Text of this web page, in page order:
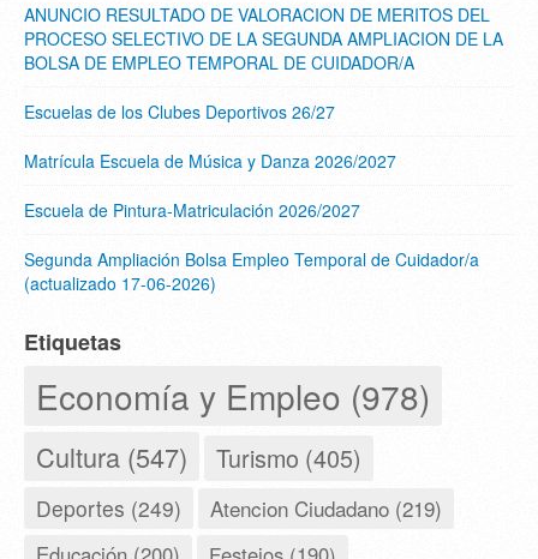
ANUNCIO RESULTADO DE VALORACION DE MERITOS DEL
PROCESO SELECTIVO DE LA SEGUNDA AMPLIACION DE LA
BOLSA DE EMPLEO TEMPORAL DE CUIDADOR/A
Escuelas de los Clubes Deportivos 26/27
Matrícula Escuela de Música y Danza 2026/2027
Escuela de Pintura-Matriculación 2026/2027
Segunda Ampliación Bolsa Empleo Temporal de Cuidador/a
(actualizado 17-06-2026)
Etiquetas
Economía y Empleo (978)
Cultura (547) Turismo (405)
Deportes (249) Atencion Ciudadano (219)